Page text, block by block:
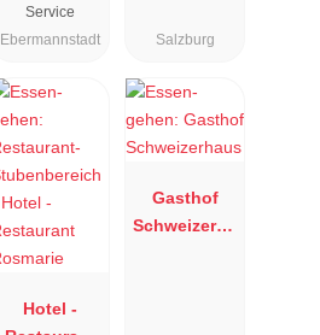
Service
Ebermannstadt
Salzburg
Hotel -
Gasthof
Schweizerha